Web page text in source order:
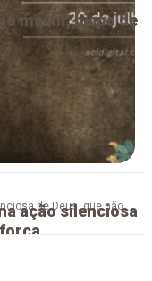
mártir, bispo de
ação silenciosa